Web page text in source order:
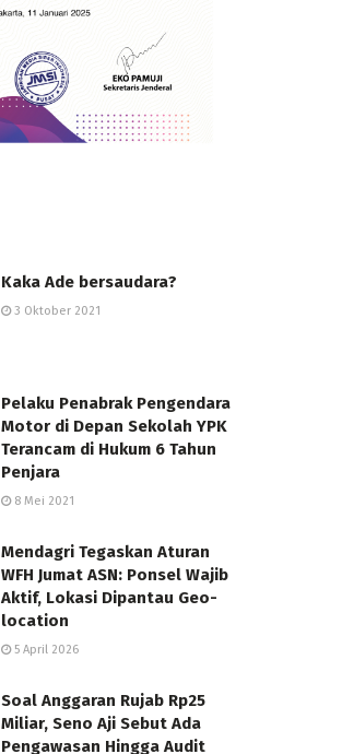
Kaka Ade bersaudara?
3 Oktober 2021
Pelaku Penabrak Pengendara
Motor di Depan Sekolah YPK
Terancam di Hukum 6 Tahun
Penjara
8 Mei 2021
Mendagri Tegaskan Aturan
WFH Jumat ASN: Ponsel Wajib
Aktif, Lokasi Dipantau Geo-
location
5 April 2026
Soal Anggaran Rujab Rp25
Miliar, Seno Aji Sebut Ada
Pengawasan Hingga Audit